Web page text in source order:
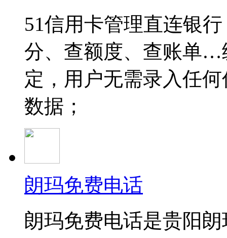
51信用卡管理直连银
分、查额度、查账单…
定，用户无需录入任
数据；
朗玛免费电话
朗玛免费电话是贵阳